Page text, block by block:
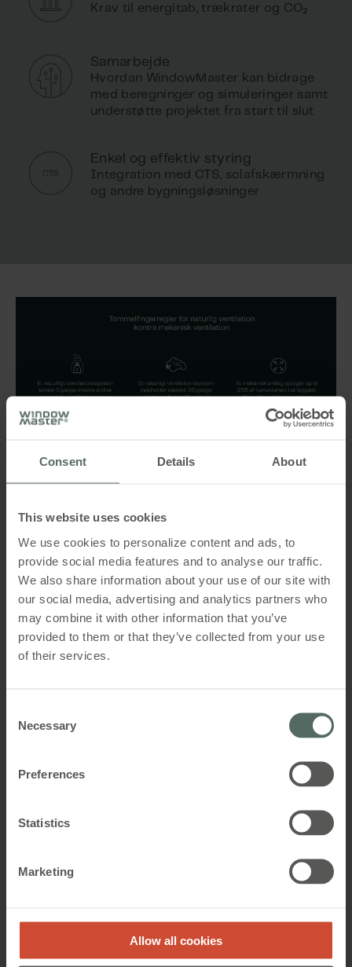
Consent Details About
This website uses cookies
We use cookies to personalize content and ads, to
provide social media features and to analyse our traffic.
We also share information about your use of our site with
our social media, advertising and analytics partners who
may combine it with other information that you’ve
provided to them or that they’ve collected from your use
of their services.
Selection
Necessary
Preferences
Statistics
Marketing
Allow all cookies
Krav til energitab, trækrater og CO₂
Samarbejde
Hvordan WindowMaster kan bidrage
med beregninger og simuleringer samt
understøtte projektet fra start til slut
Enkel og effektiv styring
Integration med CTS, solafskærmning
og andre bygningsløsninger
Seminaret ledes af vores erfarne
specialist
Christian besøger jeres virksomhed og holder et
fagligt oplæg med rig mulighed for at stille
spørgsmål. Med over 20 års erfaring inden for
bæredygtig ventilation og bygningsdesign, sikrer
Christian at I får den mest aktuelle viden på